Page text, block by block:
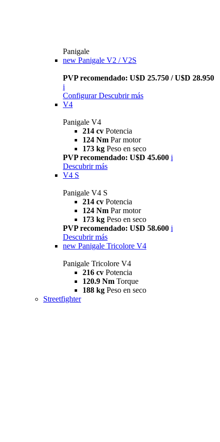
Panigale
new Panigale V2 / V2S
PVP recomendado: U$D 25.750 / U$D 28.950
i
Configurar Descubrir más
V4
Panigale V4
214 cv Potencia
124 Nm Par motor
173 kg Peso en seco
PVP recomendado: U$D 45.600 i
Descubrir más
V4 S
Panigale V4 S
214 cv Potencia
124 Nm Par motor
173 kg Peso en seco
PVP recomendado: U$D 58.600 i
Descubrir más
new Panigale Tricolore V4
Panigale Tricolore V4
216 cv Potencia
120.9 Nm Torque
188 kg Peso en seco
Streetfighter